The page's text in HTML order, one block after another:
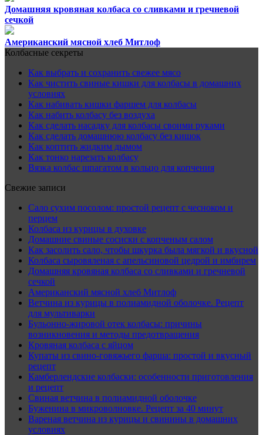
Домашняя кровяная колбаса со сливками и гречневой
сечкой
Американский мясной хлеб Митлоф
Колбасные секреты
Как выбрать и сохранить свежее мясо
Как чистить свиные кишки для колбасы в домашних
условиях
Как набивать кишки фаршем для колбасы
Как набить колбасу без воздуха
Как сделать насадку для колбасы своими руками
Как сделать домашнюю колбасу без кишок
Как коптить жидким дымом
Как тонко нарезать колбасу
Вязка колбас шпагатом в кольцо для копчения
Свежие записи
Сало сухим посолом: простой рецепт с чесноком и
перцем
Колбаса из курицы в духовке
Домашние свиные сосиски с копченым салом
Как засолить сало, чтобы шкурка была мягкой и вкусной
Колбаса сыровяленая с апельсиновой цедрой и имбирем
Домашняя кровяная колбаса со сливками и гречневой
сечкой
Американский мясной хлеб Митлоф
Ветчина из курицы в полиамидной оболочке. Рецепт
для мультиварки
Бульонно-жировой отек колбасы: причины
возникновения и методы предотвращения
Кровяная колбаса с яйцом
Купаты из свино-говяжьего фарша: простой и вкусный
рецепт
Камберлендские колбаски: особенности приготовления
и рецепт
Свиная ветчина в полиамидной оболочке
Буженина в микроволновке. Рецепт за 40 минут
Вареная ветчина из курицы и свинины в домашних
условиях